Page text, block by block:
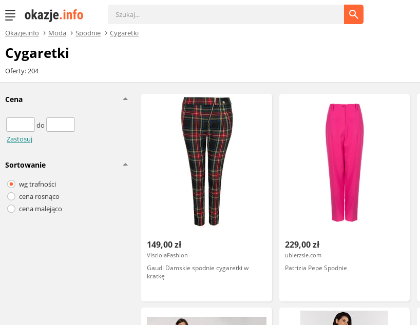
Okazje.info Moda Spodnie Cygaretki
Cygaretki
Oferty: 204
Cena
do
Zastosuj
Sortowanie
wg trafności
cena rosnąco
cena malejąco
149,00 zł
VisciolaFashion
Gaudi Damskie spodnie cygaretki w
kratkę
229,00 zł
ubierzsie.com
Patrizia Pepe Spodnie